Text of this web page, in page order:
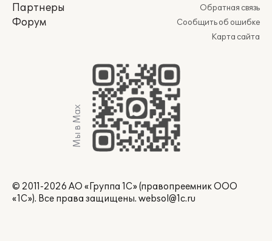
Партнеры
Форум
Обратная связь
Сообщить об ошибке
Карта сайта
Мы в Max
© 2011-2026 АО «Группа 1С» (правопреемник ООО
«1С»). Все права защищены. websol@1c.ru